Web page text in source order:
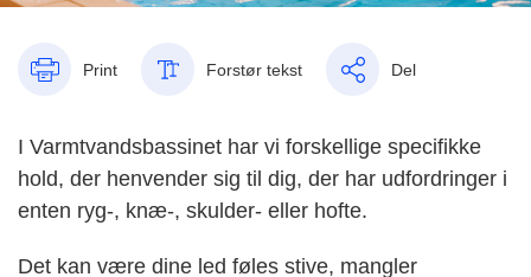
Print Forstør tekst Del
I Varmtvandsbassinet har vi forskellige specifikke
hold, der henvender sig til dig, der har udfordringer i
enten ryg-, knæ-, skulder- eller hofte.
Det kan være dine led føles stive, mangler